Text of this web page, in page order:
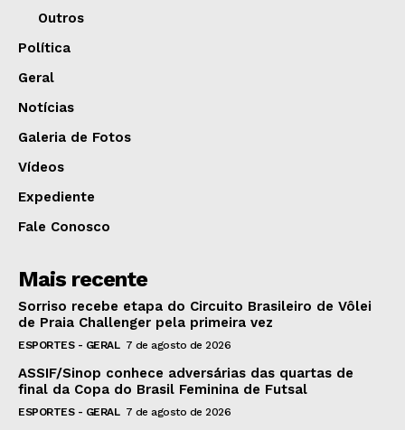
Outros
Política
Geral
Notícias
Galeria de Fotos
Vídeos
Expediente
Fale Conosco
Mais recente
Sorriso recebe etapa do Circuito Brasileiro de Vôlei
de Praia Challenger pela primeira vez
ESPORTES - GERAL 7 de agosto de 2026
ASSIF/Sinop conhece adversárias das quartas de
final da Copa do Brasil Feminina de Futsal
ESPORTES - GERAL 7 de agosto de 2026